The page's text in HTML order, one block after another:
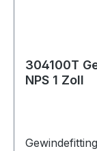
304100T
NPS 1 Zoll